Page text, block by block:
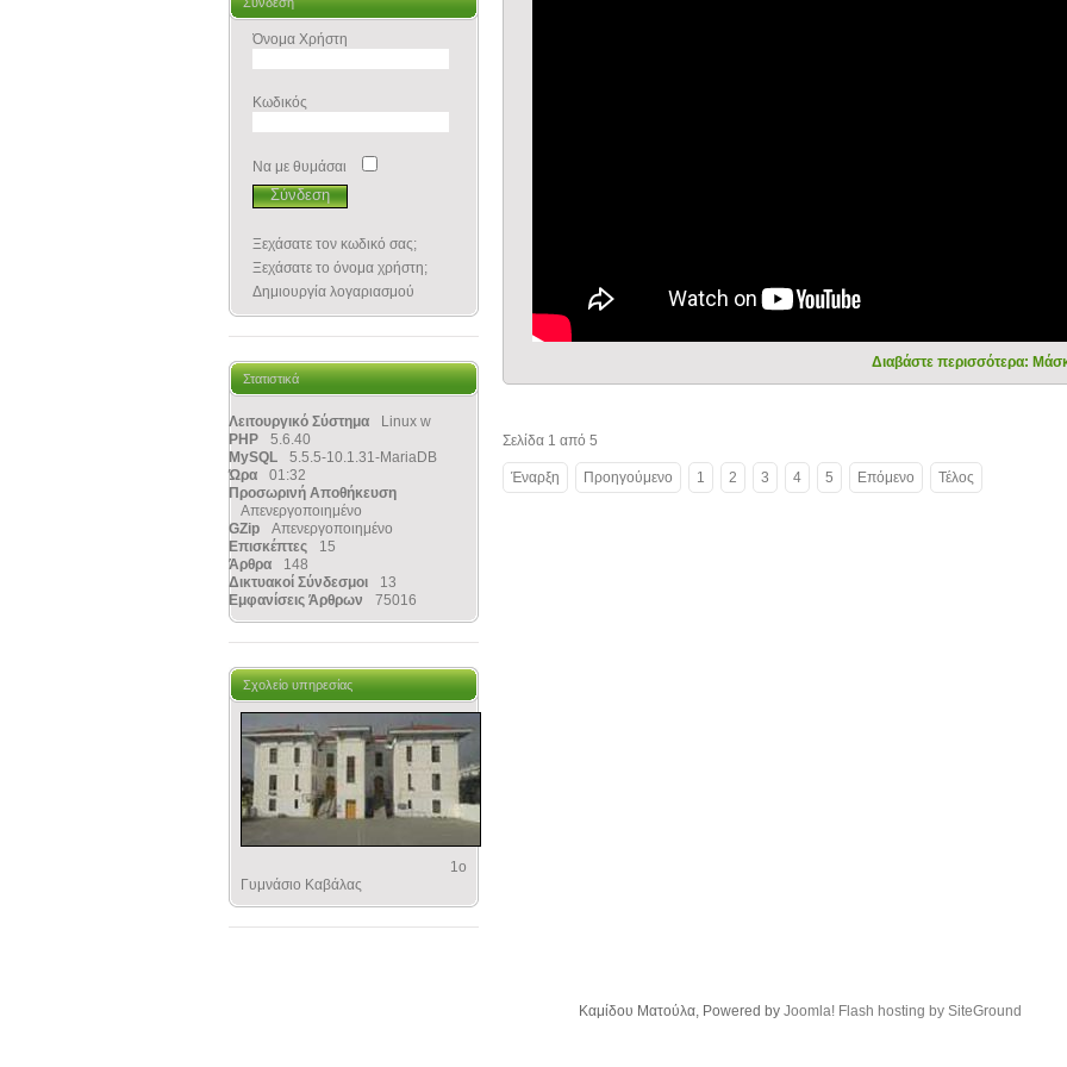
Όνομα Χρήστη
Κωδικός
Να με θυμάσαι
Ξεχάσατε τον κωδικό σας;
Ξεχάσατε το όνομα χρήστη;
Δημιουργία λογαριασμού
Στατιστικά
Λειτουργικό Σύστημα
Linux w
PHP
5.6.40
MySQL
5.5.5-10.1.31-MariaDB
Ώρα
01:32
Προσωρινή Αποθήκευση
Απενεργοποιημένο
GZip
Απενεργοποιημένο
Επισκέπτες
15
Άρθρα
148
Δικτυακοί Σύνδεσμοι
13
Εμφανίσεις Άρθρων
75016
Σχολείο υπηρεσίας
1ο
Γυμνάσιο Καβάλας
Διαβάστε περισσότερα:
Σελίδα 1 από 5
Έναρξη Προηγούμενο 1 2 3 4 5 Επόμενο Τέλος
Kαμίδου Ματούλα, Powered by Joomla! Flash hosting by SiteGround